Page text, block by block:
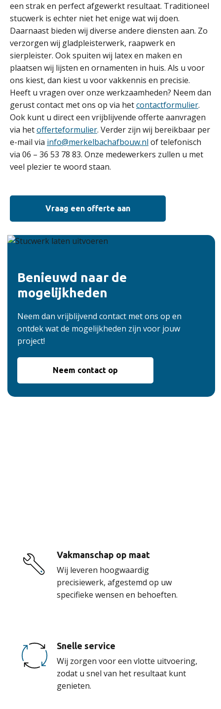
een strak en perfect afgewerkt resultaat. Traditioneel
stucwerk is echter niet het enige wat wij doen.
Daarnaast bieden wij diverse andere diensten aan. Zo
verzorgen wij gladpleisterwerk, raapwerk en
sierpleister. Ook spuiten wij latex en maken en
plaatsen wij lijsten en ornamenten in huis. Als u voor
ons kiest, dan kiest u voor vakkennis en precisie.
Heeft u vragen over onze werkzaamheden? Neem dan
gerust contact met ons op via hetcontactformulier.
Ook kunt u direct een vrijblijvende offerte aanvragen
via hetofferteformulier. Verder zijn wij bereikbaar per
e-mail via info@merkelbachafbouw.nl of telefonisch
via 06 – 36 53 78 83. Onze medewerkers zullen u met
veel plezier te woord staan.
Vraag een offerte aan
Benieuwd naar de
mogelijkheden
Neem dan vrijblijvend contact met ons op en
ontdek wat de mogelijkheden zijn voor jouw
project!
Neem contact op
Vakmanschap op maat
Wij leveren hoogwaardig
precisiewerk, afgestemd op uw
specifieke wensen en behoeften.
Snelle service
Wij zorgen voor een vlotte uitvoering,
zodat u snel van het resultaat kunt
genieten.